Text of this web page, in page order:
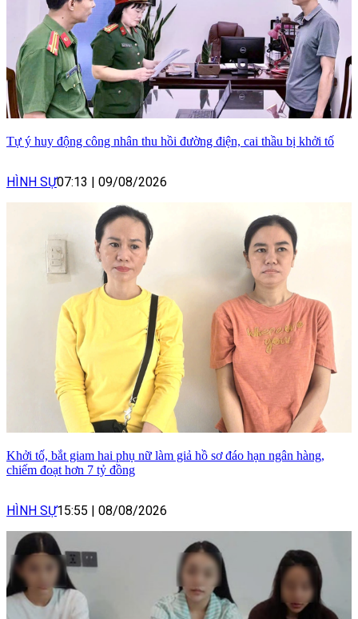
Tự ý huy động công nhân thu hồi đường điện, cai thầu bị khởi tố
HÌNH SỰ07:13 | 09/08/2026
Khởi tố, bắt giam hai phụ nữ làm giả hồ sơ đáo hạn ngân hàng,
chiếm đoạt hơn 7 tỷ đồng
HÌNH SỰ15:55 | 08/08/2026